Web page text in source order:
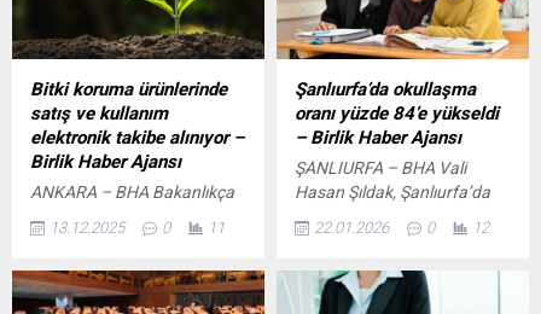
Bitki koruma ürünlerinde
satış ve kullanım
elektronik takibe alınıyor –
Birlik Haber Ajansı
ANKARA – BHA Bakanlıkça
hazırlanan Bitki Koruma
Ürünlerinin Uygulanması ve
Resmi Gazete’de yayımlandı.
13.12.2025 0 11
Şanlıurfa’da okullaşma
oranı yüzde 84’e yükseldi
– Birlik Haber Ajansı
ŞANLIURFA – BHA Vali
Hasan Şıldak, Şanlıurfa’da
eğitimin temel sorunlarına
çözüm üretmeyi amaçlayan
Projesi’nin (BİGEP), okul
22.01.2026 0 12